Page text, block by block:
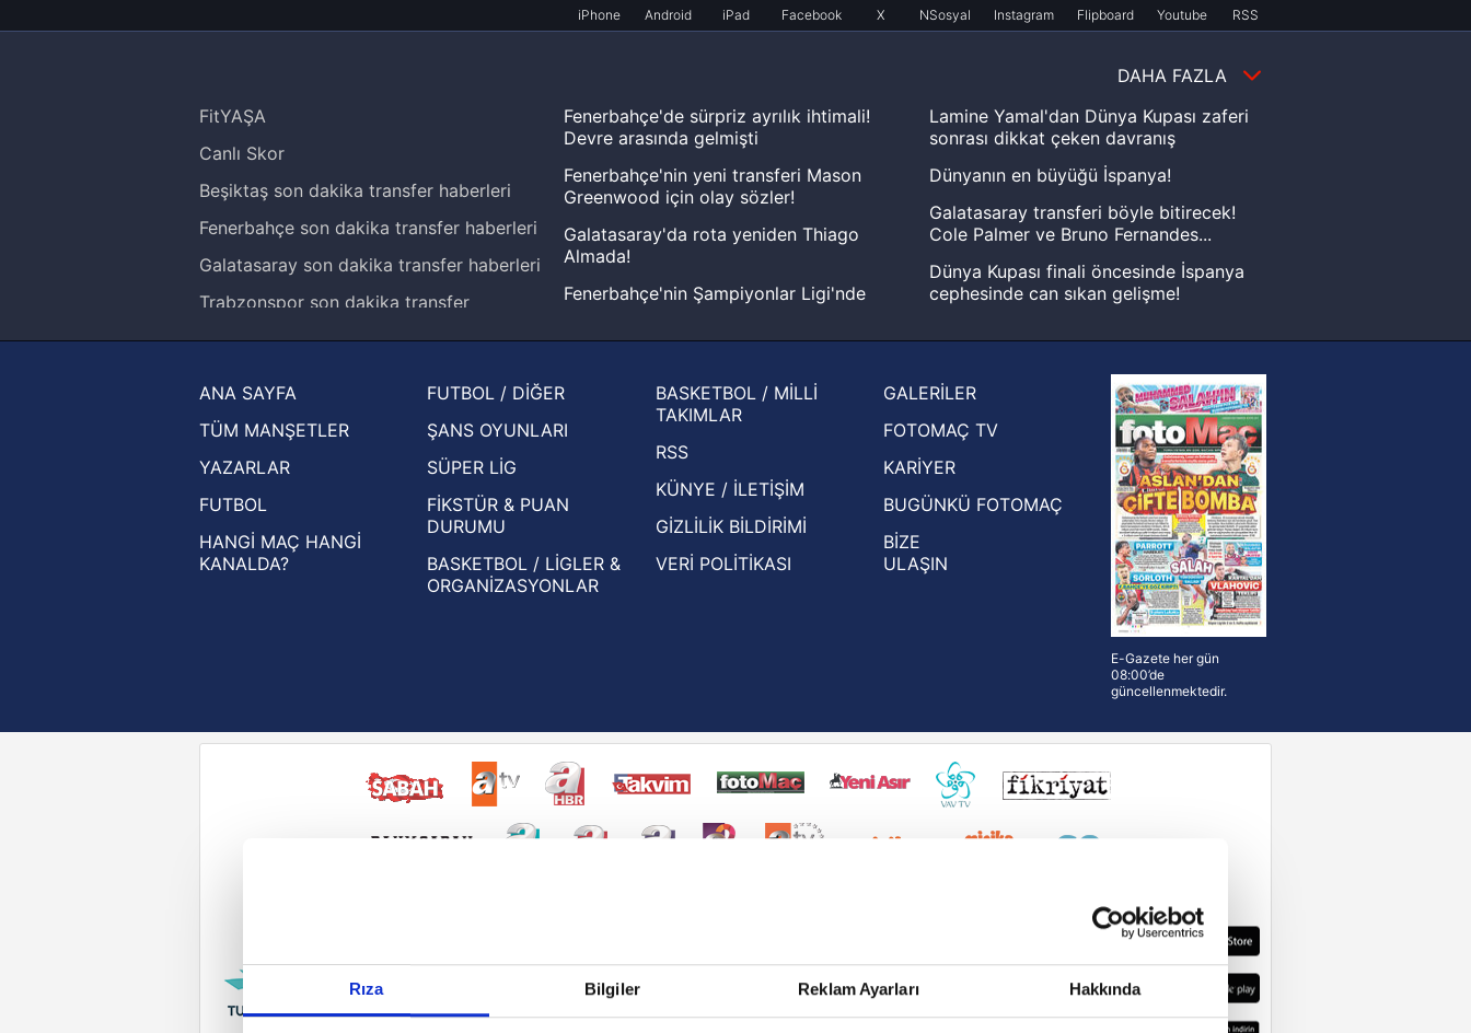
Rıza Bilgiler Reklam Ayarları Hakkında
Reddet
iPhone Android iPad Facebook X NSosyal Instagram Flipboard Youtube RSS
DAHA FAZLA
FitYAŞA
Canlı Skor
Beşiktaş son dakika transfer haberleri
Fenerbahçe son dakika transfer haberleri
Galatasaray son dakika transfer haberleri
Trabzonspor son dakika transfer
Ziraat Türkiye Kupası haberleri
UEFA Şampiyonlar Ligi haberleri
UEFA Avrupa Ligi haberleri
UEFA Konferans Ligi haberleri
Fenerbahçe'de sürpriz ayrılık ihtimali!
Devre arasında gelmişti
Fenerbahçe'nin yeni transferi Mason
Greenwood için olay sözler!
Galatasaray'da rota yeniden Thiago
Almada!
Fenerbahçe'nin Şampiyonlar Ligi'nde
Zabrze'yi elerlerse...
basından gündem olan manşetler!
Beşiktaş'ın UEFA Avrupa Ligi'nde 3. Ön
Eleme Turu muhtemel rakipleri belli oldu!
Lamine Yamal'dan Dünya Kupası zaferi
sonrası dikkat çeken davranış
Dünyanın en büyüğü İspanya!
Galatasaray transferi böyle bitirecek!
Cole Palmer ve Bruno Fernandes...
Dünya Kupası finali öncesinde İspanya
cephesinde can sıkan gelişme!
Hernan Crespo, Meksika Ligi
ekiplerinden Atlas'ın yeni teknik direktörü
oldu
ANA SAYFA
TÜM MANŞETLER
YAZARLAR
FUTBOL
HANGİ MAÇ HANGİ
KANALDA?
FUTBOL / DİĞER
ŞANS OYUNLARI
SÜPER LİG
FİKSTÜR & PUAN
DURUMU
BASKETBOL / LİGLER &
ORGANİZASYONLAR
BASKETBOL / MİLLİ
TAKIMLAR
RSS
KÜNYE / İLETİŞİM
GİZLİLİK BİLDİRİMİ
VERİ POLİTİKASI
GALERİLER
FOTOMAÇ TV
KARİYER
BUGÜNKÜ FOTOMAÇ
BİZE
ULAŞIN
E-Gazete her gün
08:00’de
güncellenmektedir.